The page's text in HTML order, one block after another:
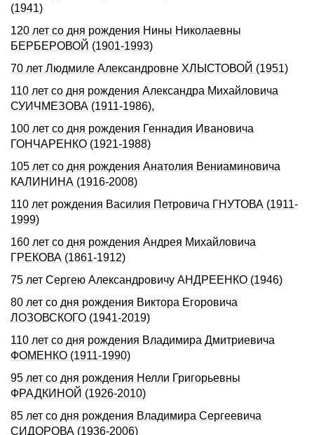
(1941)
120 лет со дня рождения Нины Николаевны
БЕРБЕРОВОЙ (1901-1993)
70 лет Людмиле Александровне ХЛЫСТОВОЙ (1951)
110 лет со дня pождения Александpа Михайловича
СУИЧМЕЗОВА (1911-1986),
100 лет со дня рождения Геннадия Ивановича
ГОHЧАРЕHКО (1921-1988)
105 лет со дня рождения Анатолия Вениаминовича
КАЛИHИHА (1916-2008)
110 лет рождения Василия Петровича ГНУТОВА (1911-
1999)
160 лет со дня рождения Андрея Михайловича
ГРЕКОВА (1861-1912)
75 лет Сергею Александровичу АНДРЕЕНКО (1946)
80 лет со дня рождения Виктора Егоровича
ЛОЗОВСКОГО (1941-2019)
110 лет со дня рождения Владимира Дмитриевича
ФОМЕHКО (1911-1990)
95 лет со дня рождения Нелли Григорьевны
ФРАДКИHОЙ (1926-2010)
85 лет со дня рождения Владимира Сергеевича
СИДОРОВА (1936-2006)